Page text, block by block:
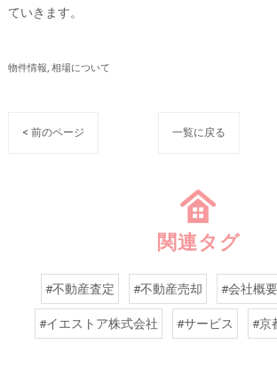
ていきます。
物件情報 相場について
< 前のページ 一覧に戻る
関連タグ
#不動産査定 #不動産売却 #会社概要
#イエストア株式会社 #サービス #京